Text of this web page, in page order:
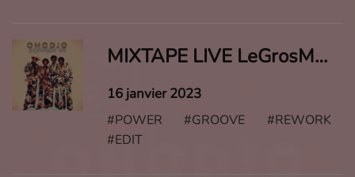
MIXTAPE LIVE LeGrosMix ! #9
16 janvier 2023
#POWER #GROOVE #REWORK
#EDIT